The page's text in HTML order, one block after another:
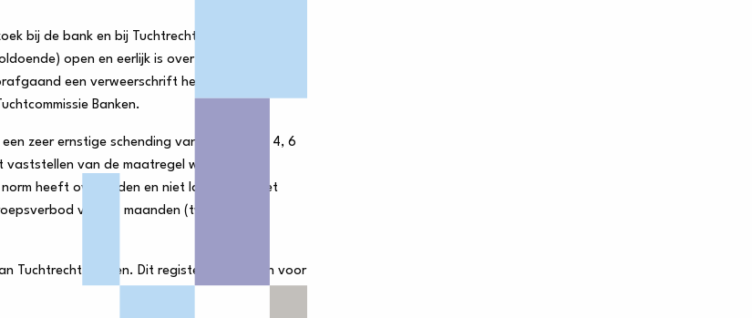
bij de bank en bij Tuchtrecht Banken, is de
open en eerlijk is over zijn gedrag. Dat
een verweerschrift heeft ingediend
Banken.
zeer ernstige schending van de regels 1, 4, 6
van de maatregel weegt de
heeft overtreden en niet laat blijken het
van 24 maanden (twee jaar)
Tuchtrecht Banken. Dit register is in te zien voor